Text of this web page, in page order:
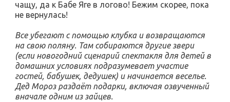
чащу, да к Бабе Яге в логово! Бежим скорее, пока
не вернулась!
Все убегают с помощью клубка и возвращаются
на свою поляну. Там собираются другие звери
(если новогодний сценарий спектакля для детей в
домашних условиях подразумевает участие
гостей, бабушек, дедушек) и начинается веселье.
Дед Мороз раздаёт подарки, включая озвученный
вначале одним из зайцев.